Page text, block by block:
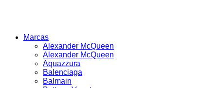
Marcas
Alexander McQueen
Alexander McQueen
Aquazzura
Balenciaga
Balmain